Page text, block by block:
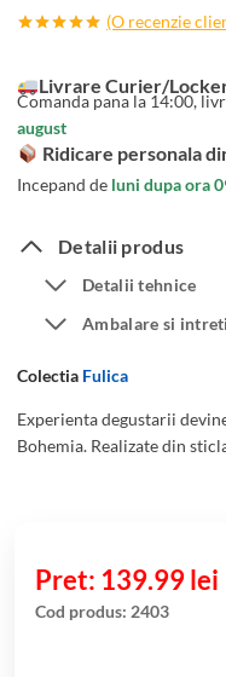
pe baza
unei
evaluări
(O recenzie
Livrare Curier/
Comanda pana la 14:00,
august
Ridicare personala
Incepand de luni dupa ora
Detalii produs
Detalii tehnice
Ambalare si
Colectia Fulica
Experienta degustarii
Bohemia. Realizate din
139.99lei
Cod produs: 2403